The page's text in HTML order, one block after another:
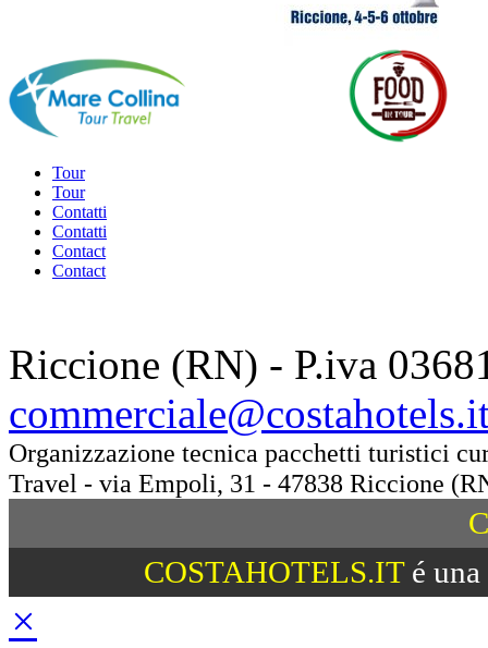
Tour
Tour
Contatti
Contatti
Contact
Contact
Riccione (RN) - P.iva
Organizzazione tecnica pacchetti turistici
Travel - via Empoli, 31 - 47838 Riccione
COSTAHOTELS.ITé una
×